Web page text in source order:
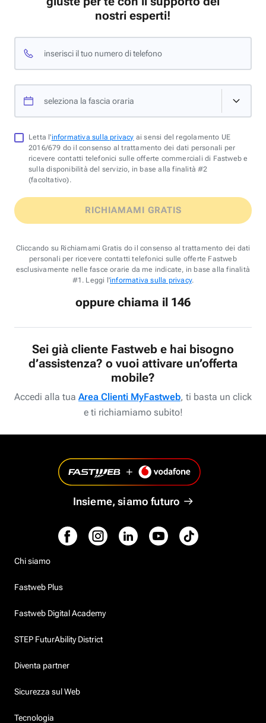
nostri esperti!
inserisci il tuo numero di telefono
seleziona la fascia oraria
Letta l'informativa sulla privacy ai sensi del regolamento UE
2016/679 do il consenso al trattamento dei dati personali per
ricevere contatti telefonici sulle offerte commerciali di Fastweb e
sulla disponibilità del servizio, in base alla finalità #2
(facoltativo).
RICHIAMAMI GRATIS
Cliccando su Richiamami Gratis do il consenso al trattamento dei dati
personali per ricevere contatti telefonici sulle offerte Fastweb
esclusivamente nelle fasce orarie da me indicate, in base alla finalità
#1. Leggi l'informativa sulla privacy.
oppure chiama il 146
Sei già cliente Fastweb e hai bisogno
d’assistenza? o vuoi attivare un’offerta
mobile?
Accedi alla tua Area Clienti MyFastweb, ti basta un click
e ti richiamiamo subito!
Insieme, siamo futuro
Chi siamo
Fastweb Plus
Fastweb Digital Academy
STEP FuturAbility District
Diventa partner
Sicurezza sul Web
Tecnologia